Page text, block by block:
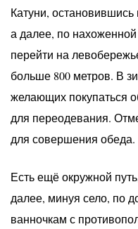
Катуни, остановившись
а далее, по нахоженной
перейти на
больше 800 метров. В
желающих покупаться
для переодевания.
для совершения обеда.
Есть ещё окружной
далее, минуя село, по
ванночкам с